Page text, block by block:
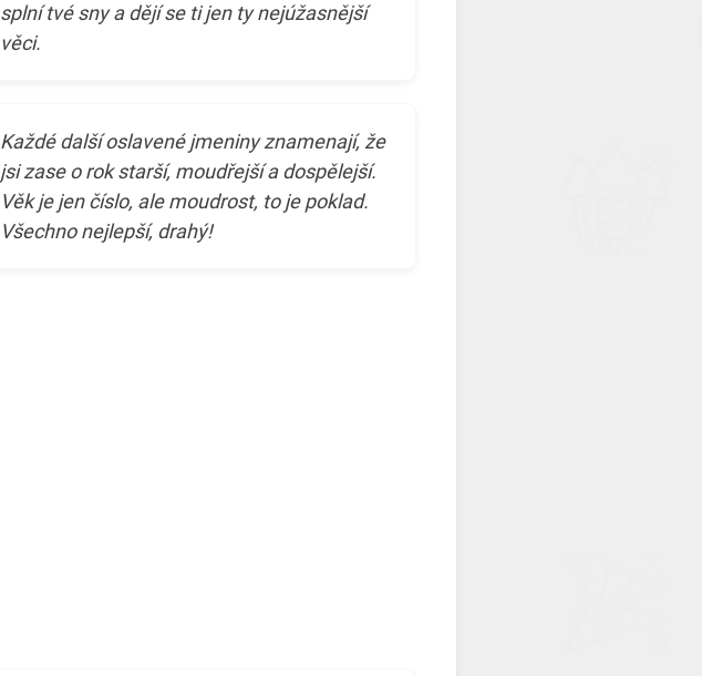
splní tvé sny a dějí se ti jen ty nejúžasnější
věci.
Každé další oslavené jmeniny znamenají, že
jsi zase o rok starší, moudřejší a dospělejší.
Věk je jen číslo, ale moudrost, to je poklad.
Všechno nejlepší, drahý!